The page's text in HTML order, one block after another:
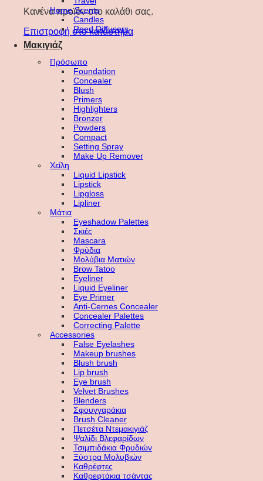
Κανένα προϊόν στο καλάθι σας.
Επιστροφή στο κατάστημα
Home Scents
Candles
Reed Diffusers
Μακιγιάζ
Πρόσωπο
Foundation
Concealer
Blush
Primers
Highlighters
Bronzer
Powders
Compact
Setting Spray
Make Up Remover
Χείλη
Liquid Lipstick
Lipstick
Lipgloss
Lipliner
Μάτια
Eyeshadow Palettes
Σκιές
Mascara
Φρύδια
Μολύβια Ματιών
Brow Tatoo
Eyeliner
Liquid Eyeliner
Eye Primer
Anti-Cernes Concealer
Concealer Palettes
Correcting Palette
Accessories
False Eyelashes
Makeup brushes
Blush brush
Lip brush
Eye brush
Velvet Brushes
Blenders
Σφουγγαράκια
Brush Cleaner
Πετσέτα Ντεμακιγιάζ
Ψαλίδι Βλεφαρίδων
Τσιμπιδάκια Φρυδιών
Ξύστρα Μολυβιών
Καθρέφτες
Καθρεφτάκια τσάντας